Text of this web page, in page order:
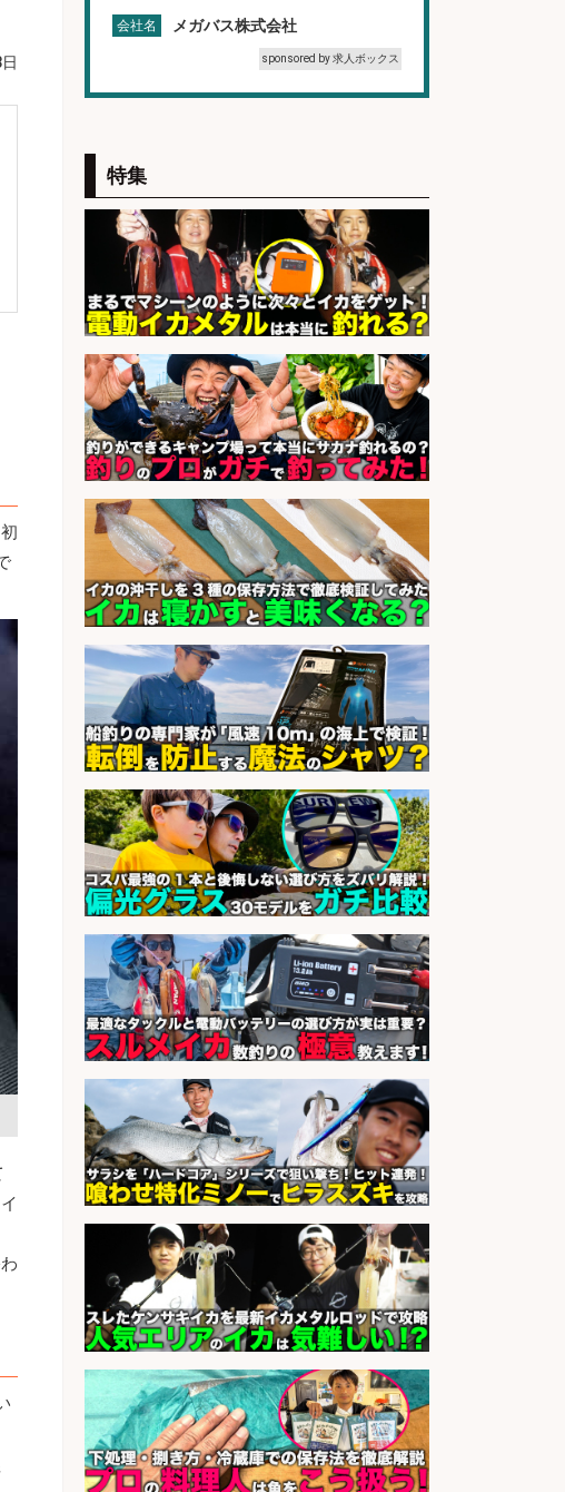
会社名 メガバス株式会社
sponsored by 求人ボックス
会社名
sponsored by 求人ボックス
釣り具などの出荷作業～～/工場/製
造
会社名 UTグループ株式会社
sponsored by 求人ボックス
釣り好きを活かす「法人営業」/提
案型ルート営業/直行直帰OK
会社名
ッツ
sponsored by 求人ボックス
未経験歓迎/釣り具メーカーでのル
ート営業/釣りや釣具などの知識必
須/残業なし
会社名 株式会社天龍
sponsored by 求人ボックス
香川県のおいしい魚を届ける「提
案・加工の工程管理」未経験OK
会社名 株式会社高松東魚市場
sponsored by 求人ボックス
小型軽量部品のライン組立/入社祝
金10万円 自転車部品や釣り具の組
立/堺市堺区の工場 未経験歓迎/土日
祝休みで年間休日126日・日払い
OK/高額・高収入/土日休み
会社名
パーソルファクトリーパートナ
ーズ株式会社
sponsored by 求人ボックス
さらに求人情報を見る
特集